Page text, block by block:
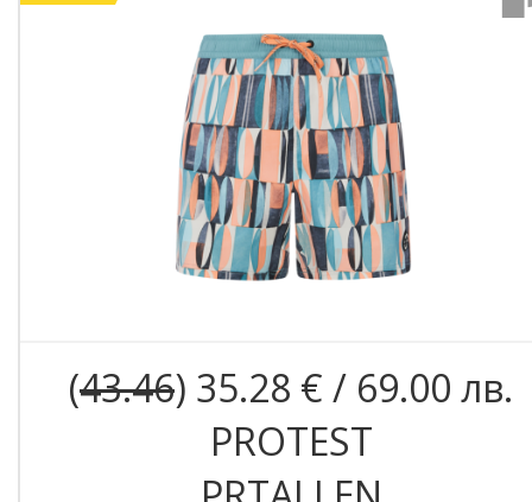
(43.46) 35.28 € / 69.00 лв.
PROTEST